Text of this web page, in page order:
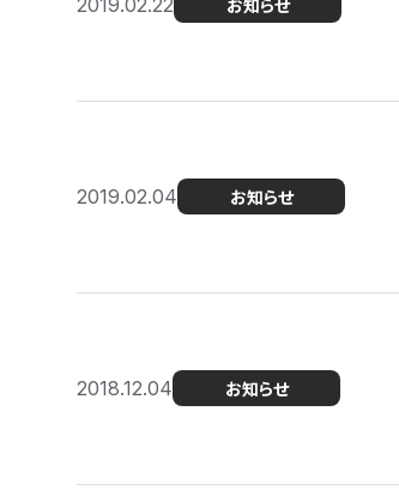
2019.02.22 お知らせ
2019.02.04 お知らせ
2018.12.04 お知らせ